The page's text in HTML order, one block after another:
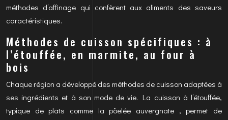
méthodes d’affinage qui confèrent aux aliments des saveurs
caractéristiques.
Méthodes de cuisson spécifiques : à
l’étouffée, en marmite, au four à
bois
Chaque région a développé des méthodes de cuisson adaptées à
ses ingrédients et à son mode de vie. La cuisson à l’étouffée,
typique de plats comme la pöelée auvergnate , permet de